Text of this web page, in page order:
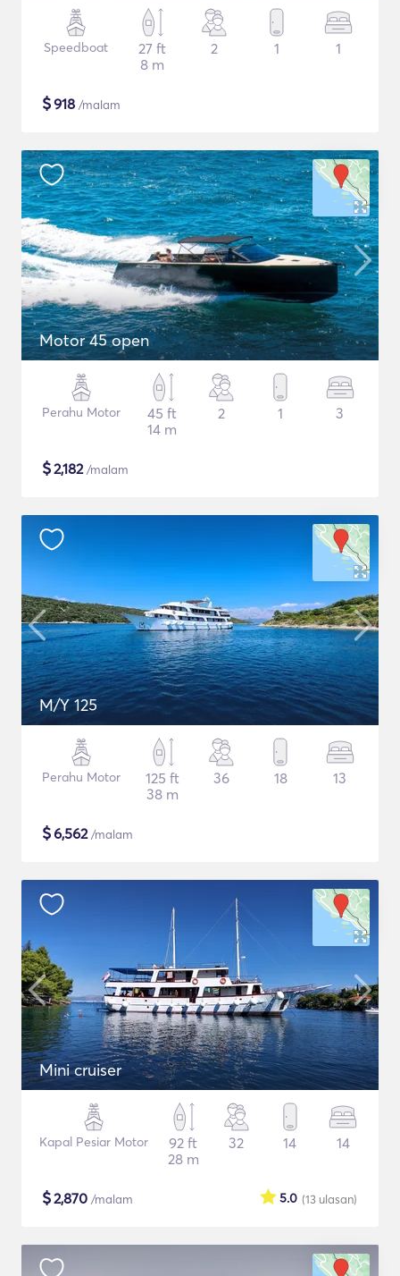
Speedboat
27 ft
8 m
2 1 1
$918 /malam
Motor 45 open
Perahu Motor
45 ft
14 m
2 1 3
$2,182/malam
M/Y 125
Perahu Motor
125 ft
38 m
36 18 13
$6,562/malam
Mini cruiser
Kapal Pesiar Motor
92 ft
28 m
32 14 14
$2,870 /malam (13 ulasan)
5.0